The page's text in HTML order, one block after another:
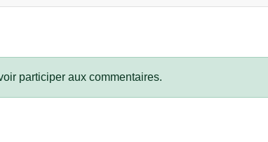
participer aux commentaires.